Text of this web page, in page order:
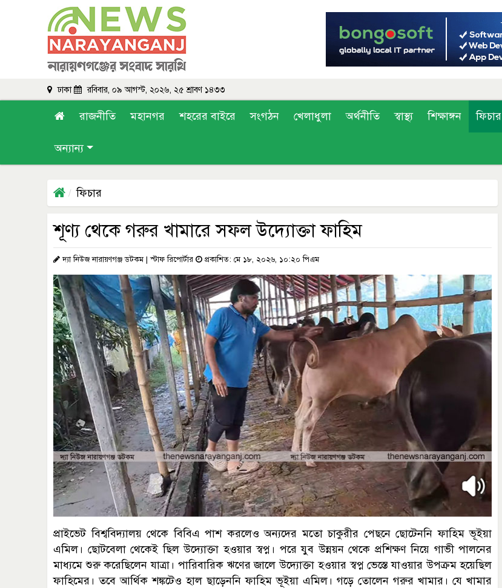
ঢাকা রবিবার, ০৯ আগস্ট, ২০২৬, ২৫ শ্রাবণ ১৪৩৩
রাজনীতি মহানগর শহরের বাইরে সংগঠন খেলাধুলা অর্থনীতি স্বাস্থ্য শিক্ষাঙ্গন ফিচার
অন্যান্য
ফিচার
শূণ্য থেকে গরুর খামারে সফল উদ্যোক্তা ফাহিম
দ্যা নিউজ নারায়ণগঞ্জ ডটকম | স্টাফ রিপোর্টার প্রকাশিত: মে ১৮, ২০২৬, ১০:২০ পিএম
প্রাইভেট বিশ্ববিদ্যালয় থেকে বিবিএ পাশ করলেও অন্যদের মতো চাকুরীর পেছনে ছোটেননি ফাহিম ভূইয়া
এমিল। ছোটবেলা থেকেই ছিল উদ্যোক্তা হওয়ার স্বপ্ন। পরে যুব উন্নয়ন থেকে প্রশিক্ষণ নিয়ে গাভী পালনের
মাধ্যমে শুরু করেছিলেন যাত্রা। পারিবারিক ঋণের জালে উদ্যোক্তা হওয়ার স্বপ্ন ভেস্তে যাওয়ার উপক্রম হয়েছিল
ফাহিমের। তবে আর্থিক শঙ্কটেও হাল ছাড়েননি ফাহিম ভূইয়া এমিল। গড়ে তোলেন গরুর খামার। যে খামার